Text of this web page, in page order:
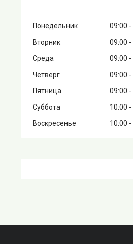
Понедельник 09:00
Вторник
09:00
Среда
09:00
Четверг
09:00
Пятница
09:00
Суббота
10:00
Воскресенье
10:00